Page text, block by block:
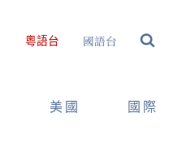
粵語台 國語台
美國 國際